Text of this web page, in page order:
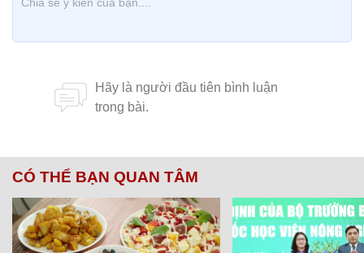
CÓ THỂ BẠN QUAN TÂM